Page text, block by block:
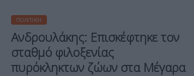
ΠΟΛΙΤΙΚΉ
Ανδρουλάκης: Επισκέφτηκε τον
σταθμό φιλοξενίας
πυρόκληκτων ζώων στα Μέγαρα